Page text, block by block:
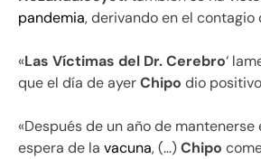
pandemia, derivando en el contagio
«Las Víctimas del Dr. Cerebro‘
que el día de ayerChipo dio
«Después de un año de
espera de la vacuna, (…)Chipo